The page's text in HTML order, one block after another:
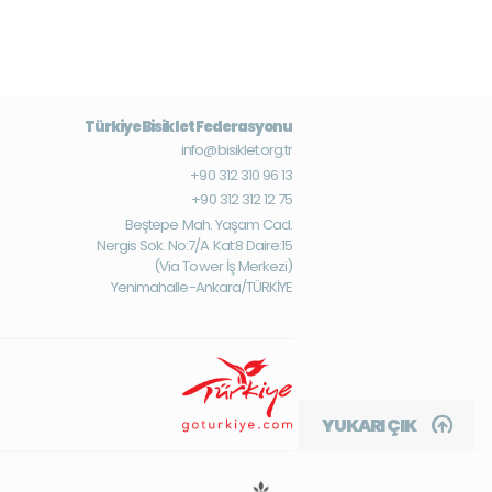
Türkiye Bisiklet Federasyonu
info@bisiklet.org.tr
+90 312 310 96 13
+90 312 312 12 75
Beştepe Mah. Yaşam Cad.
Nergis Sok. No:7/A Kat:8 Daire:15
(Via Tower İş Merkezi)
Yenimahalle-Ankara/TÜRKİYE
YUKARI ÇIK